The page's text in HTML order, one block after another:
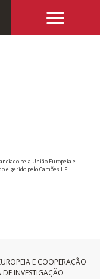
pela União Europeia e
e gerido pelo Camões I.P
E COOPERAÇÃO
DE INVESTIGAÇÃO